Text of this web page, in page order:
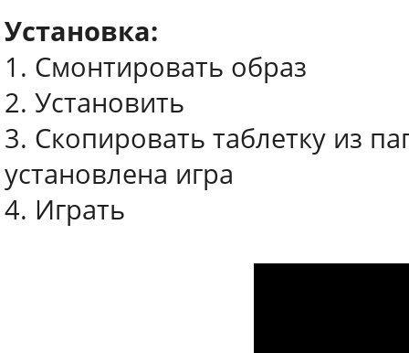
Установка:
1. Смонтировать образ
2. Установить
3. Скопировать таблетку из
установлена игра
4. Играть